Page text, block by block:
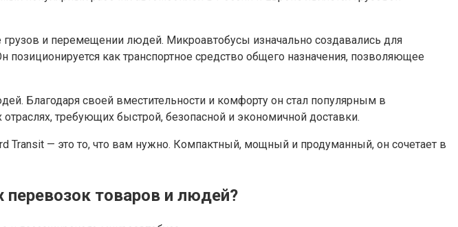
и перемещении людей. Микроавтобусы изначально создавались для
как транспортное средство общего назначения, позволяющее
Благодаря своей вместительности и комфорту он стал популярным в
требующих быстрой, безопасной и экономичной доставки.
— это то, что вам нужно. Компактный, мощный и продуманный, он сочетает в
товаров и людей?